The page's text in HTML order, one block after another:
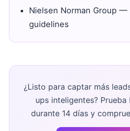
Nielsen Norman Group —
guidelines
¿Listo para captar más
ups inteligentes?
durante 14 días y